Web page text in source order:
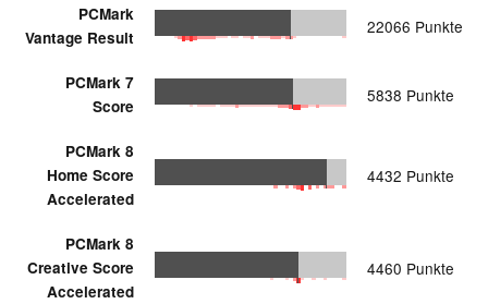
PCMark
Vantage Result
22066 Punkte
PCMark 7
Score
5838 Punkte
PCMark 8
Home Score
Accelerated
4432 Punkte
PCMark 8
Creative Score
Accelerated
4460 Punkte